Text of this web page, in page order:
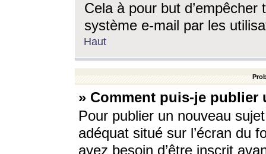
Cela à pour but
système e-mail par les
Haut
» Comment puis-je
Pour publier un nouveau
adéquat situé sur l’écran du
ayez besoin d’être inscrit